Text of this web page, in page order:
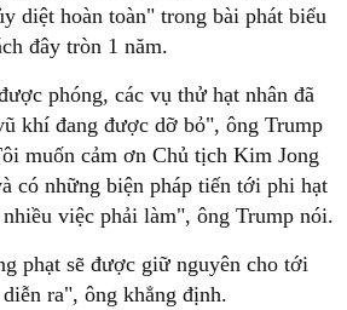
diệt hoàn toàn" trong bài phát biểu
đây tròn 1 năm.
phóng, các vụ thử hạt nhân đã
khí đang được dỡ bỏ", ông Trump
muốn cảm ơn Chủ tịch Kim Jong
có những biện pháp tiến tới phi hạt
việc phải làm", ông Trump nói.
phạt sẽ được giữ nguyên cho tới
ra", ông khẳng định.